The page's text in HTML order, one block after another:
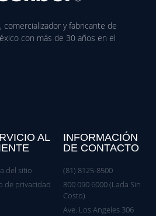
comercializador y fabricante de
con más de 30 años en el
AL
del sitio
de privacidad
INFORMACIÓN
DE CONTACTO
(81) 8125-8500
800 090 6000 (Lada Sin
Costo)
Ave. Los Angeles 306